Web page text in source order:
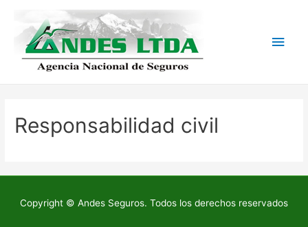
Responsabilidad civil
Copyright © Andes Seguros. Todos los derechos reservados